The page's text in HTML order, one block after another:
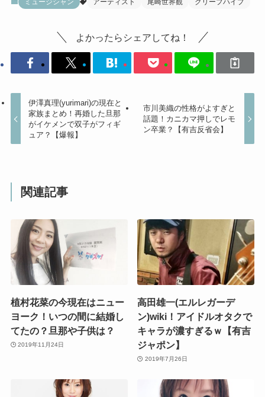
よかったらシェアしてね！
伊澤真理(yurimari)の現在と
家族まとめ！再婚した旦那
がイケメンで双子がフィギ
ュア？【爆報】
市川美織の性格がよすぎと
話題！カニカマ押しでレモ
ン卒業？【有吉反省会】
関連記事
植村花菜の今現在はニュー
ヨーク！いつの間に結婚し
てたの？旦那や子供は？
2019年11月24日
高田雄一(エルレガーデ
ン)wiki！アイドルオタクで
キャラが濃すぎるｗ【有吉
ジャポン】
2019年7月26日